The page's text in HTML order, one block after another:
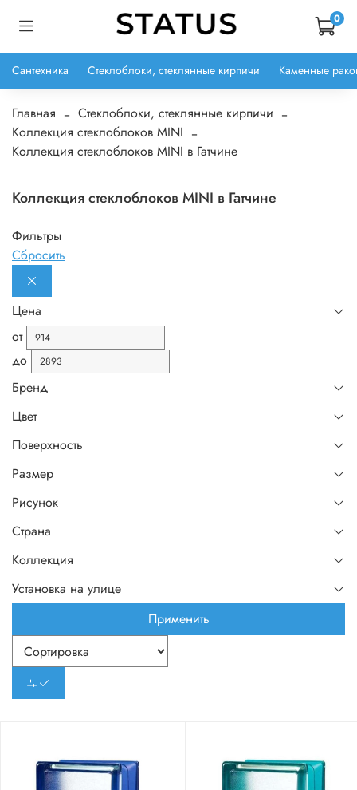
0
Сантехника Стеклоблоки, стеклянные кирпичи Каменные
Главная
Стеклоблоки, стеклянные кирпичи
Коллекция стеклоблоков MINI
Коллекция стеклоблоков MINI в Гатчине
Коллекция стеклоблоков MINI в Гатчине
Фильтры
Сбросить
Цена
от
до
Бренд
Цвет
Поверхность
Размер
Рисунок
Страна
Коллекция
Установка на улице
Применить